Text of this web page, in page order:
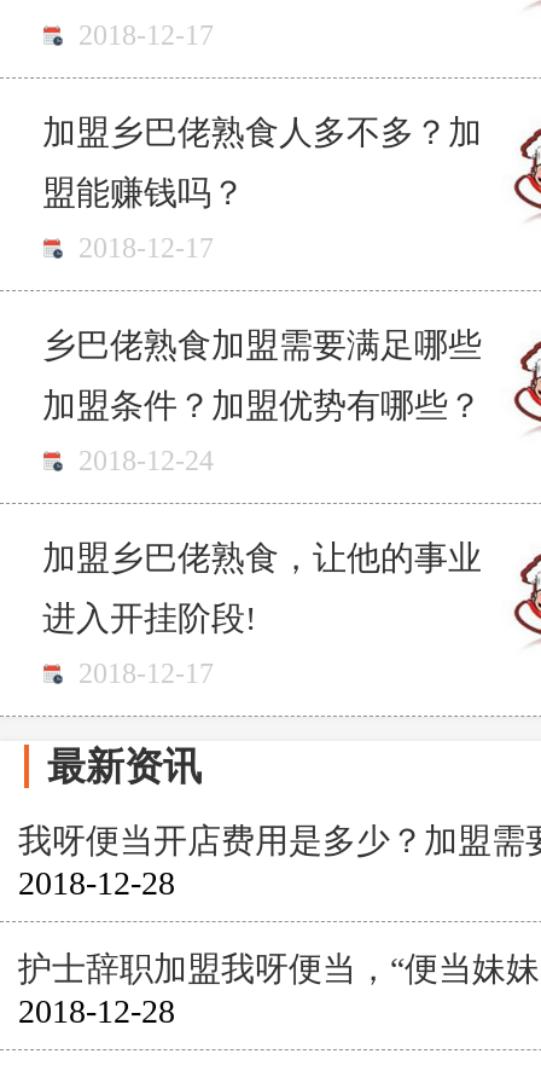
2018-12-17
加盟乡巴佬熟食人多不多？加
盟能赚钱吗？
2018-12-17
乡巴佬熟食加盟需要满足哪些
加盟条件？加盟优势有哪些？
2018-12-24
加盟乡巴佬熟食，让他的事业
进入开挂阶段!
2018-12-17
最新资讯
我呀便当开店费用是多少？加盟需
2018-12-28
护士辞职加盟我呀便当，“便当妹
2018-12-28